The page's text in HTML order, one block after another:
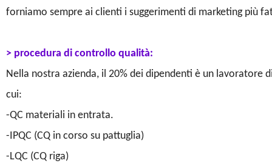
forniamo sempre ai clienti i suggerimenti di marketing più
> procedura di controllo qualità:
Nella nostra azienda, il 20% dei dipendenti è un
cui:
-QC materiali in entrata.
-IPQC (CQ in corso su pattuglia)
-LQC (CQ riga)